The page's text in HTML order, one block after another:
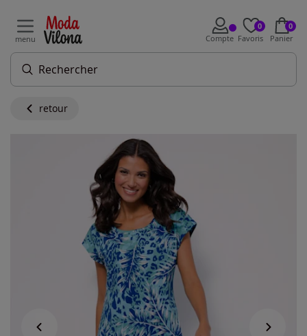
menu Compte
0
Favoris
0
Panier
retour